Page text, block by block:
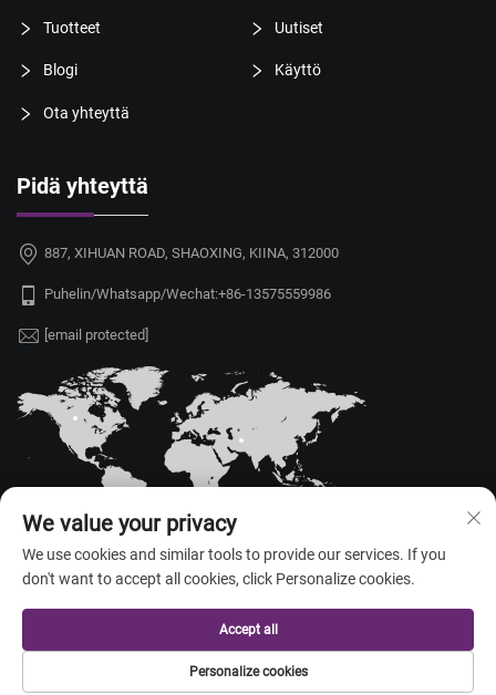
Tuotteet Uutiset
Blogi Käyttö
Ota yhteyttä
Pidä yhteyttä
887, XIHUAN ROAD, SHAOXING, KIINA, 312000
Puhelin/Whatsapp/Wechat:+86-13575559986
[email protected]
oikeudet pidätetty. —
Tietosuojakäytäntö
We value your privacy
We use cookies and similar tools to provide our services. If you
don't want to accept all cookies, click Personalize cookies.
Personalize cookies
Accept all